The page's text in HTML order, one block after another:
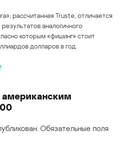
рассчитанная Truste, отличается
аналогичного
которым «фишинг» стоит
долларов в год.
Обязательные поля